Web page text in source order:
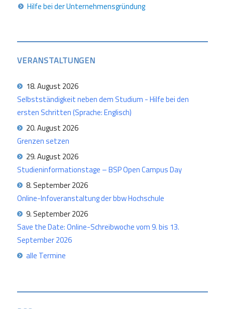
Hilfe bei der Unternehmensgründung
VERANSTALTUNGEN
18. August 2026
Selbstständigkeit neben dem Studium - Hilfe bei den
ersten Schritten (Sprache: Englisch)
20. August 2026
Grenzen setzen
29. August 2026
Studieninformationstage – BSP Open Campus Day
8. September 2026
Online-Infoveranstaltung der bbw Hochschule
9. September 2026
Save the Date: Online-Schreibwoche vom 9. bis 13.
September 2026
alle Termine